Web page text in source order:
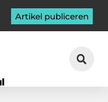
Artikel publiceren